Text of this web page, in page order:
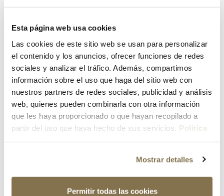
Esta página web usa cookies
Las cookies de este sitio web se usan para personalizar
el contenido y los anuncios, ofrecer funciones de redes
sociales y analizar el tráfico. Además, compartimos
información sobre el uso que haga del sitio web con
nuestros partners de redes sociales, publicidad y análisis
web, quienes pueden combinarla con otra información
que les haya proporcionado o que hayan recopilado a
partir del uso que haya hecho de sus servicios. Política
Mostrar detalles
Permitir todas las cookies
¿Has olvidado tu contraseña?